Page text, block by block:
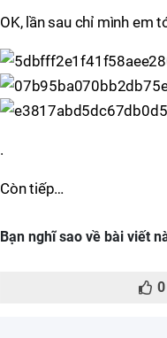
OK, lần sau chỉ mình em
.
Còn tiếp…
Bạn nghĩ sao về bài viết
0